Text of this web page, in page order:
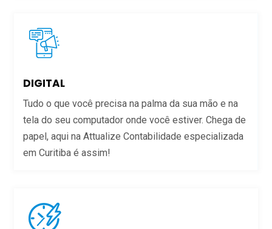
DIGITAL
Tudo o que você precisa na palma da sua mão e na
tela do seu computador onde você estiver. Chega de
papel, aqui na Attualize Contabilidade especializada
em Curitiba é assim!